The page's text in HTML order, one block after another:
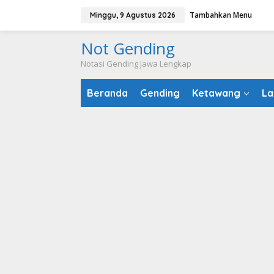
konten
Minggu, 9 Agustus 2026 Tambahkan Menu
Not Gending
Notasi Gending Jawa Lengkap
Beranda Gending Ketawang